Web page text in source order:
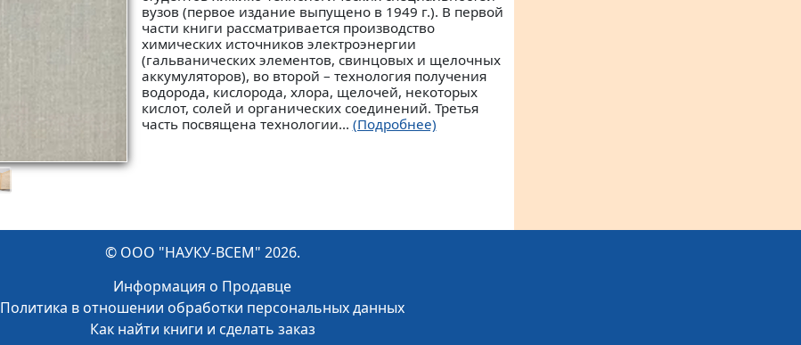
вузов (первое издание выпущено в 1949 г.). В первой
части книги рассматривается производство
химических источников электроэнергии
(гальванических элементов, свинцовых и щелочных
аккумуляторов), во второй – технология получения
водорода, кислорода, хлора, щелочей, некоторых
кислот, солей и органических соединений. Третья
часть посвящена технологии... (Подробнее)
© ООО "НАУКУ-ВСЕМ" 2026.
Информация о Продавце
Политика в отношении обработки персональных данных
Как найти книги и сделать заказ